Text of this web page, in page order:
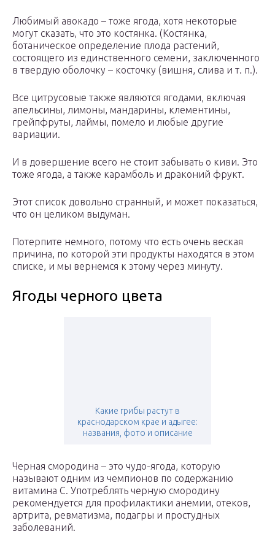
Любимый авокадо – тоже ягода, хотя некоторые
могут сказать, что это костянка. (Костянка,
ботаническое определение плода растений,
состоящего из единственного семени, заключенного
в твердую оболочку – косточку (вишня, слива и т. п.).
Все цитрусовые также являются ягодами, включая
апельсины, лимоны, мандарины, клементины,
грейпфруты, лаймы, помело и любые другие
вариации.
И в довершение всего не стоит забывать о киви. Это
тоже ягода, а также карамболь и драконий фрукт.
Этот список довольно странный, и может показаться,
что он целиком выдуман.
Потерпите немного, потому что есть очень веская
причина, по которой эти продукты находятся в этом
списке, и мы вернемся к этому через минуту.
Ягоды черного цвета
Какие грибы растут в
краснодарском крае и адыгее:
названия, фото и описание
Черная смородина – это чудо-ягода, которую
называют одним из чемпионов по содержанию
витамина С. Употреблять черную смородину
рекомендуется для профилактики анемии, отеков,
артрита, ревматизма, подагры и простудных
заболеваний.